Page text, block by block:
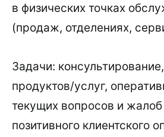
в физических точках
(продаж, отделениях,
Задачи:
продуктов/услуг,
текущих вопросов и жалоб
позитивного клиентского